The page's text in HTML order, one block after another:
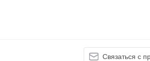
Связаться с